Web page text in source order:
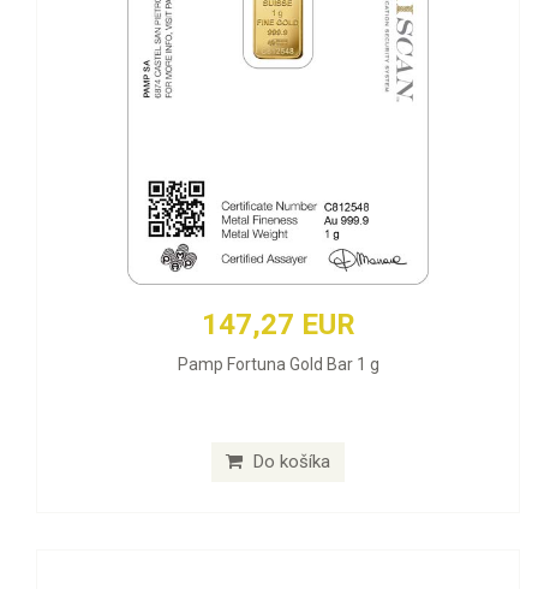
147,27 EUR
Pamp Fortuna Gold Bar 1 g
Do košíka